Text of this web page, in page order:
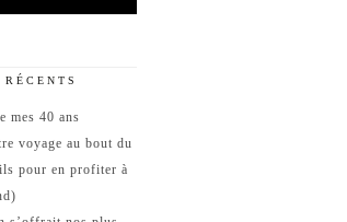
mes 40 ans
voyage au bout du
pour en profiter à